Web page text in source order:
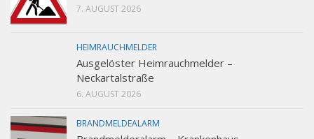
7. AUGUST 2026
HEIMRAUCHMELDER
Ausgelöster Heimrauchmelder –
Neckartalstraße
6. AUGUST 2026
BRANDMELDEALARM